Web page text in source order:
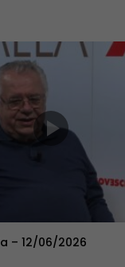
– 12/06/2026